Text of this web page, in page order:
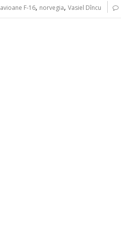
avioane F-16, norvegia, Vasiel Dîncu